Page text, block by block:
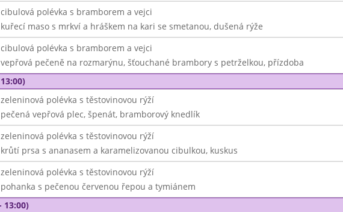
cibulová polévka s bramborem a vejci
kuřecí maso s mrkví a hráškem na kari se smetanou, dušená rýže
cibulová polévka s bramborem a vejci
vepřová pečeně na rozmarýnu, šťouchané brambory s petrželkou, přízdoba
zeleninová polévka s těstovinovou rýží
pečená vepřová plec, špenát, bramborový knedlík
zeleninová polévka s těstovinovou rýží
krůtí prsa s ananasem a karamelizovanou cibulkou, kuskus
zeleninová polévka s těstovinovou rýží
pohanka s pečenou červenou řepou a tymiánem
13:00)